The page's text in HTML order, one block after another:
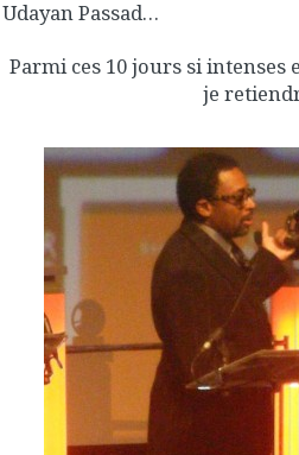
Udayan Passad…
Parmi ces 10 jours si
je